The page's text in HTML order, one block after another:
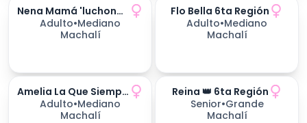
Nena Mamá 'luchona'💪🌷6ta Región
Adulto•Mediano
Machalí
Flo Bella 6ta Región
Adulto•Mediano
Machalí
170días esperando Amelia La Que Siempre Vuelve
Adulto•Mediano
Machalí
Reina 👑 6ta Región
Senior•Grande
Machalí